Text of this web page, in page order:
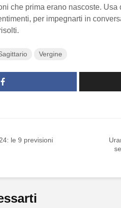
che prima erano nascoste. Usa
per impegnarti in
Vergine
le 9 previsioni